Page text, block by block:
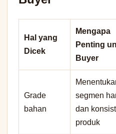
Hal yang
Dicek
Mengapa
Penting
Buyer
Grade
bahan
segmen
dan
produk